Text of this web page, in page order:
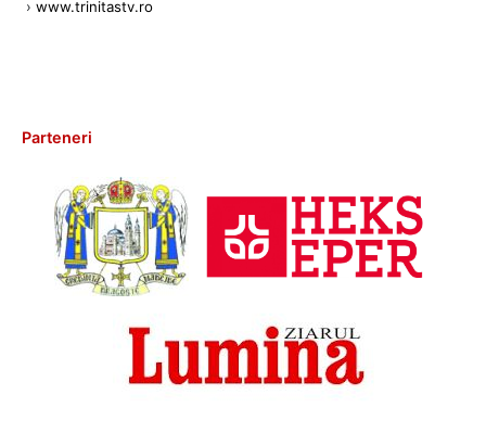
› www.trinitastv.ro
Parteneri